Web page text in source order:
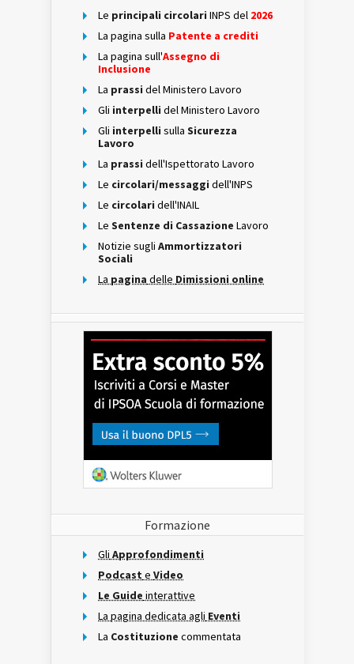
Le principali circolari INPS del 2026
La pagina sulla Patente a crediti
La pagina sull'Assegno di
Inclusione
La prassi del Ministero Lavoro
Gli interpelli del Ministero Lavoro
Gli interpelli sulla Sicurezza
Lavoro
La prassi dell'Ispettorato Lavoro
Le circolari/messaggi dell'INPS
Le circolari dell'INAIL
Le Sentenze di Cassazione Lavoro
Notizie sugli Ammortizzatori
Sociali
La pagina delle Dimissioni online
Formazione
Gli Approfondimenti
Podcast e Video
Le Guide interattive
La pagina dedicata agli Eventi
La Costituzione commentata